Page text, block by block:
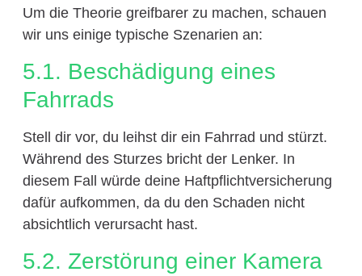
Um die Theorie greifbarer zu machen, schauen
wir uns einige typische Szenarien an:
5.1. Beschädigung eines
Fahrrads
Stell dir vor, du leihst dir ein Fahrrad und stürzt.
Während des Sturzes bricht der Lenker. In
diesem Fall würde deine Haftpflichtversicherung
dafür aufkommen, da du den Schaden nicht
absichtlich verursacht hast.
5.2. Zerstörung einer Kamera